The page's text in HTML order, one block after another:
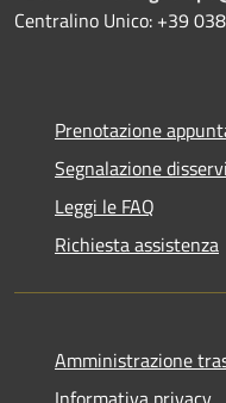
Centralino Unico: +39
Prenotazione
Segnalazione
Leggi le FAQ
Richiesta assistenza
Amministrazione